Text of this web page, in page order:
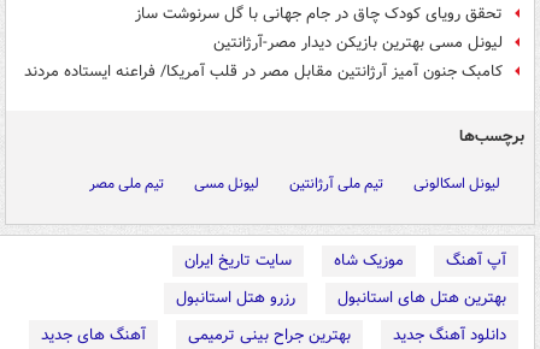
تحقق رویای کودک چاق در جام جهانی با گل سرنوشت ساز
لیونل مسی بهترین بازیکن دیدار مصر-آرژانتین
کامبک جنون آمیز آرژانتین مقابل مصر در قلب آمریکا/ فراعنه ایستاده مردند
برچسب‌ها
لیونل اسکالونی تیم ملی آرژانتین لیونل مسی تیم ملی مصر
آپ آهنگ موزیک شاه
سایت تاریخ ایران
بهترین هتل های استانبول
رزرو هتل استانبول
دانلود آهنگ جدید
بهترین جراح بینی ترمیمی
آهنگ های جدید